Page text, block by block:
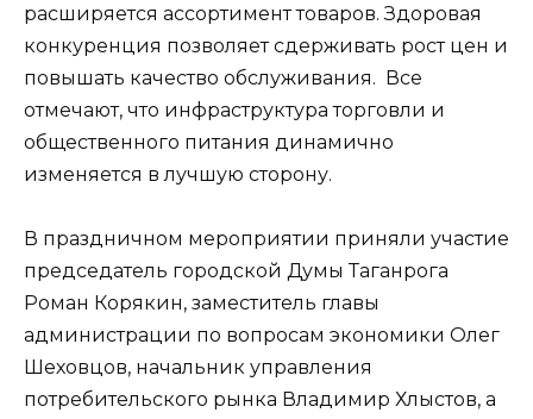
расширяется ассортимент товаров. Здоровая
конкуренция позволяет сдерживать рост цен и
повышать качество обслуживания. Все
отмечают, что инфраструктура торговли и
общественного питания динамично
изменяется в лучшую сторону.
В праздничном мероприятии приняли участие
председатель городской Думы Таганрога
Роман Корякин, заместитель главы
администрации по вопросам экономики Олег
Шеховцов, начальник управления
потребительского рынка Владимир Хлыстов, а